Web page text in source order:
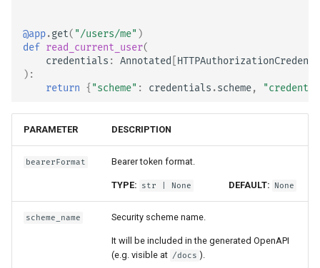
@app.get( "/users/me" )
def read_current_user(
credentials : Annotated
):
return { "scheme" : credentials .scheme,
PARAMETER DESCRIPTION
bearerFormat Bearer token format.
TYPE: str | None DEFAULT: None
scheme_name Security scheme name.
It will be included in the generated OpenAPI
(e.g. visible at /docs ).